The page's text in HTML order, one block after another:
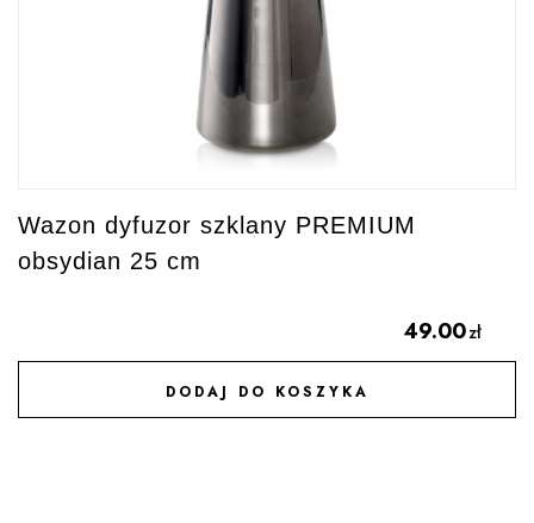
Wazon dyfuzor szklany PREMIUM
obsydian 25 cm
49.00zł
DODAJ DO KOSZYKA
DODAJ DO ULUBIONYCH